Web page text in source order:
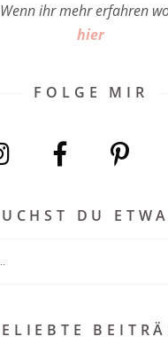
ihr mehr erfahren
hier
FOLGE MIR
DU